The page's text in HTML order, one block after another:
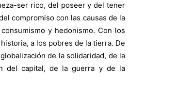
ser rico, del poseer y del tener
compromiso con las causas de la
y hedonismo. Con los
a los pobres de la tierra. De
de la solidaridad, de la
del capital, de la guerra y de la